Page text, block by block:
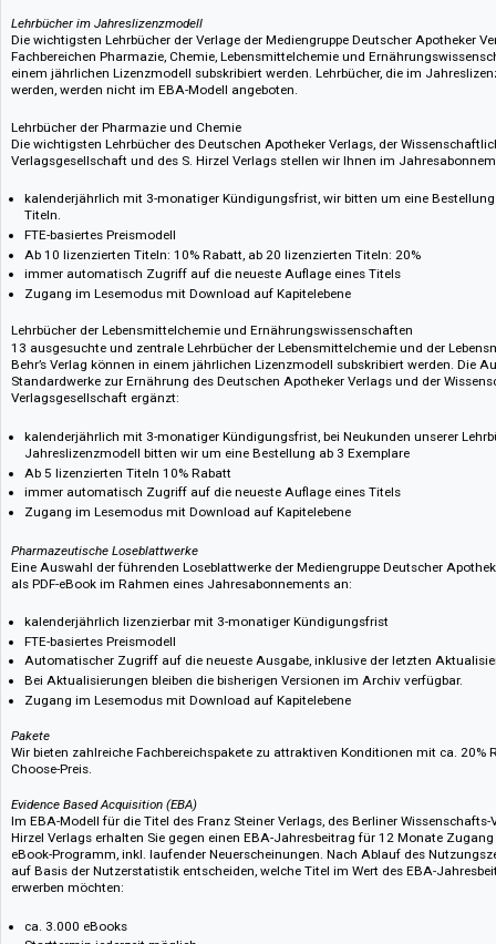
Auch eine Auswahl unserer Lehrbücher sind online im Pick & Choose-
diese sind mit einem Preis-Multiplikator versehen.
Wählen Sie ohne Mindestbestellmenge verlagsübergreifend die Titel, die
Nutzerinnen und Nutzer relevant sind und profitieren Sie gleichzeitig von
ab 10 Titeln: 5% Rabatt
ab 20 Titeln: 10% Rabatt
Lehrbücher im Jahreslizenzmodell
Die wichtigsten Lehrbücher der Verlage der Mediengruppe Deutscher
Fachbereichen Pharmazie, Chemie, Lebensmittelchemie und
einem jährlichen Lizenzmodell subskribiert werden. Lehrbücher, die im
werden, werden nicht im EBA-Modell angeboten.
Die wichtigsten Lehrbücher des Deutschen Apotheker Verlags, der
Verlagsgesellschaft und des S. Hirzel Verlags stellen wir Ihnen im
kalenderjährlich mit 3-monatiger Kündigungsfrist, wir bitten um eine
Titeln.
FTE-basiertes Preismodell
Ab 10 lizenzierten Titeln: 10% Rabatt, ab 20 lizenzierten Titeln: 20%
immer automatisch Zugriff auf die neueste Auflage eines Titels
Zugang im Lesemodus mit Download auf Kapitelebene
13 ausgesuchte und zentrale Lehrbücher der Lebensmittelchemie und
Behr’s Verlag können in einem jährlichen Lizenzmodell subskribiert
Verlagsgesellschaft ergänzt:
kalenderjährlich mit 3-monatiger Kündigungsfrist, bei Neukunden
Jahreslizenzmodell bitten wir um eine Bestellung ab 3 Exemplare
Ab 5 lizenzierten Titeln 10% Rabatt
Zugang im Lesemodus mit Download auf Kapitelebene
Eine Auswahl der führenden Loseblattwerke der Mediengruppe
als PDF-eBook im Rahmen eines Jahresabonnements an:
kalenderjährlich lizenzierbar mit 3-monatiger Kündigungsfrist
FTE-basiertes Preismodell
Bei Aktualisierungen bleiben die bisherigen Versionen im Archiv